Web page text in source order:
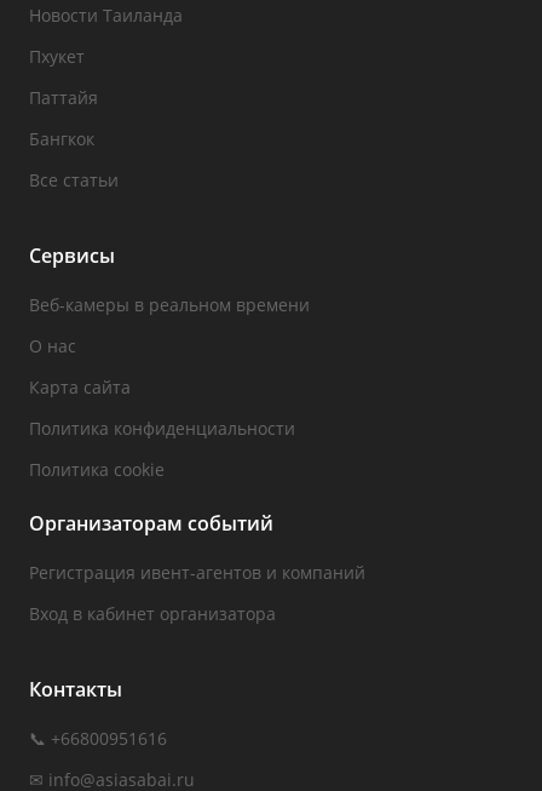
Новости Таиланда
Пхукет
Паттайя
Бангкок
Все статьи
Сервисы
Веб-камеры в реальном времени
О нас
Карта сайта
Политика конфиденциальности
Политика cookie
Организаторам событий
Регистрация ивент-агентов и компаний
Вход в кабинет организатора
Контакты
📞 +66800951616
✉ info@asiasabai.ru